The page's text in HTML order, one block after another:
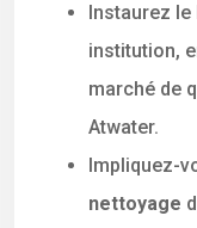
Instaurez le
institution,
marché de
Atwater.
Impliquez-
nettoyage